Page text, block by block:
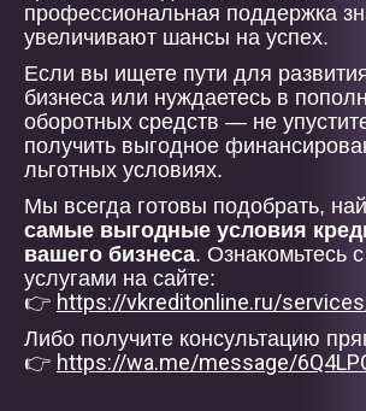
профессиональная поддержка
увеличивают шансы на успех.
Если вы ищете пути для
бизнеса или нуждаетесь в
оборотных средств — не
получить выгодное
льготных условиях.
Мы всегда готовы подобрать,
самые выгодные условия
вашего бизнеса. Ознакомьтесь
услугами на сайте:
👉 https://vkreditonline.ru/
Либо получите консультацию
👉 https://wa.me/message/